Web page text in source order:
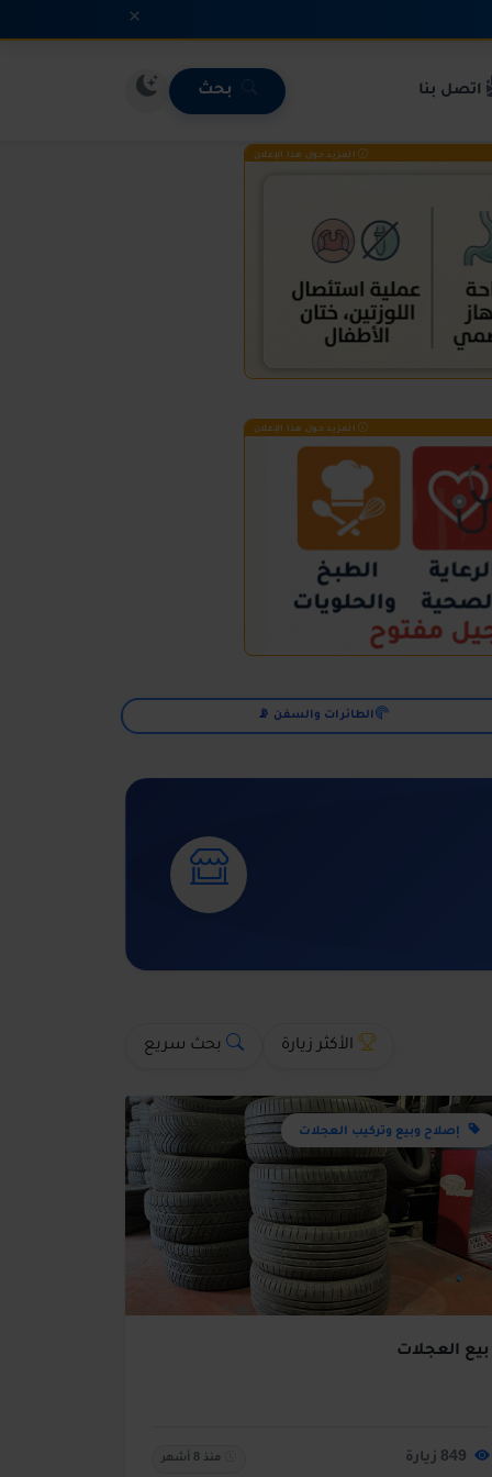
×
اتصل بنا بحث
المزيد حول هذا الإعلان
المزيد حول هذا الإعلان
الطائرات والسفن 📡
الأكثر زيارة بحث سريع
إصلاح وبيع وتركيب العجلات
بيع العجلات
منذ 8 أشهر